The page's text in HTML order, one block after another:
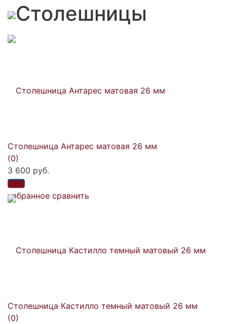
Столешницы
избранное сравнить
Столешница Антарес матовая 26 мм
(0)
3 600 руб.
Столешница Кастилло темный матовый 26 мм
(0)